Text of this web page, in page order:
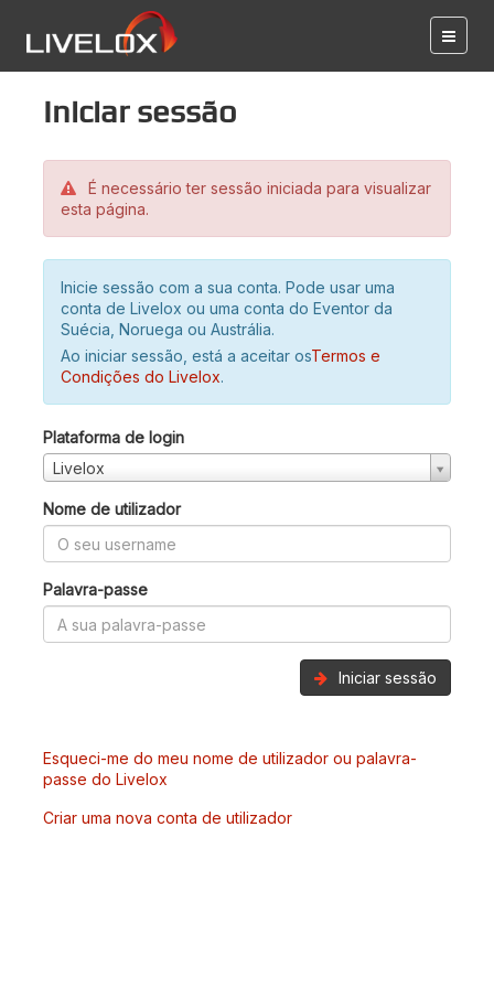
Iniciar sessão
É necessário ter sessão iniciada para visualizar
esta página.
Inicie sessão com a sua conta. Pode usar uma
conta de Livelox ou uma conta do Eventor da
Suécia, Noruega ou Austrália.
Ao iniciar sessão, está a aceitar osTermos e
Condições do Livelox.
Plataforma de login
Livelox
Nome de utilizador
Palavra-passe
Iniciar sessão
Esqueci-me do meu nome de utilizador ou palavra-
passe do Livelox
Criar uma nova conta de utilizador